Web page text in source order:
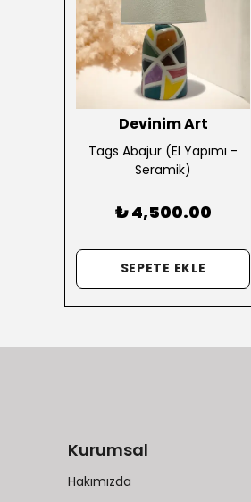
Devinim Art
Tags Abajur (El Yapımı -
Seramik)
₺ 4,500.00
SEPETE EKLE
Kurumsal
Hakımızda